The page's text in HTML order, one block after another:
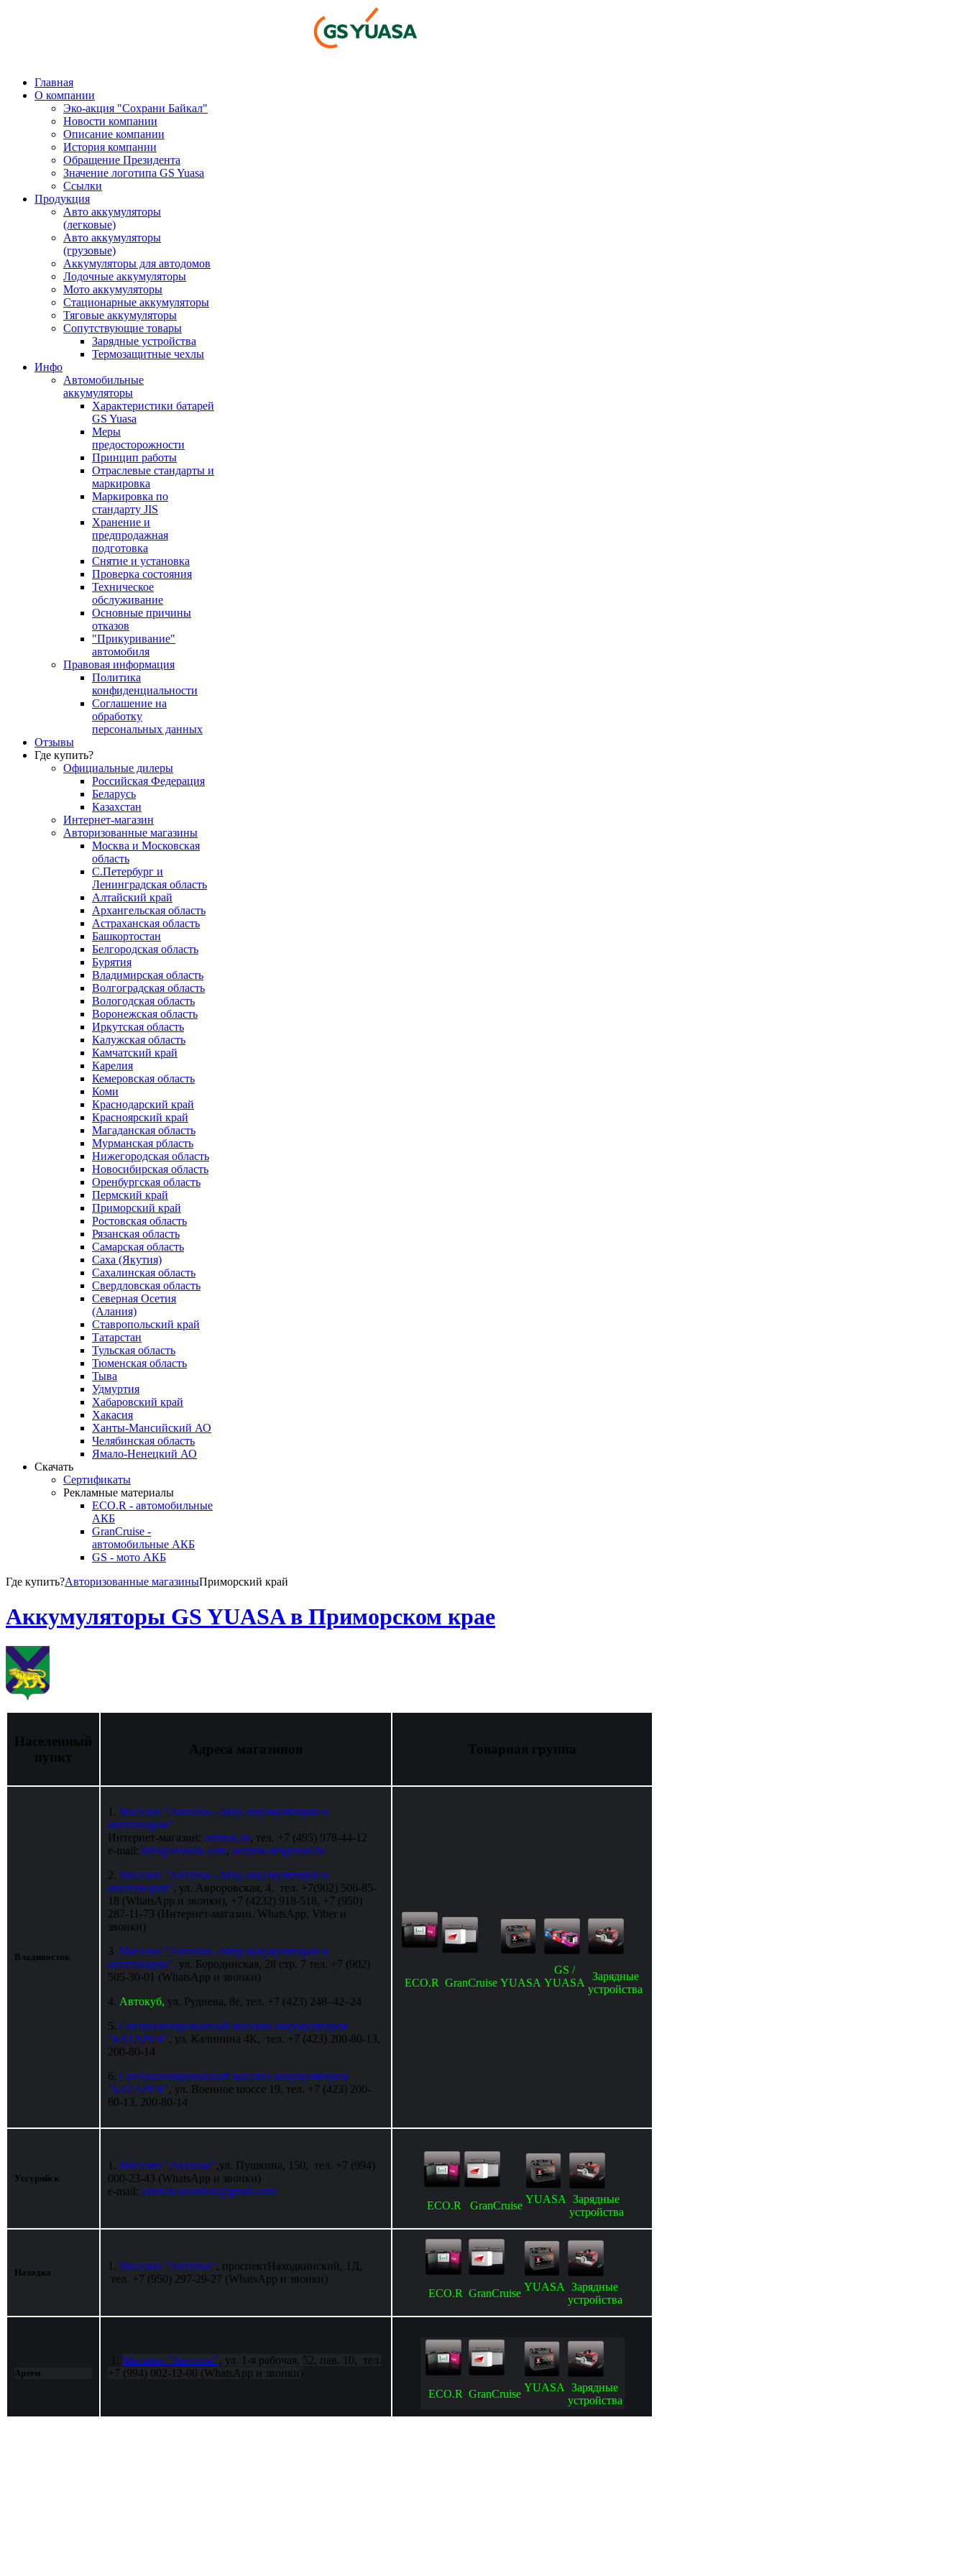
Главная
О компании
Эко-акция "Сохрани Байкал"
Новости компании
Описание компании
История компании
Обращение Президента
Значение логотипа GS Yuasa
Ссылки
Продукция
Авто аккумуляторы
(легковые)
Авто аккумуляторы
(грузовые)
Аккумуляторы для автодомов
Лодочные аккумуляторы
Мото аккумуляторы
Стационарные аккумуляторы
Тяговые аккумуляторы
Сопутствующие товары
Зарядные устройства
Термозащитные чехлы
Инфо
Автомобильные
аккумуляторы
Характеристики батарей
GS Yuasa
Меры
предосторожности
Принцип работы
Отраслевые стандарты и
маркировка
Маркировка по
стандарту JIS
Хранение и
предпродажная
подготовка
Снятие и установка
Проверка состояния
Техническое
обслуживание
Основные причины
отказов
"Прикуривание"
автомобиля
Правовая информация
Политика
конфиденциальности
Соглашение на
обработку
персональных данных
Отзывы
Где купить?
Официальные дилеры
Российская Федерация
Беларусь
Казахстан
Интернет-магазин
Авторизованные магазины
Москва и Московская
область
С.Петербург и
Ленинградская область
Алтайский край
Архангельская область
Астраханская область
Башкортостан
Белгородская область
Бурятия
Владимирская область
Волгоградская область
Вологодская область
Воронежская область
Иркутская область
Калужская область
Камчатский край
Карелия
Кемеровская область
Коми
Краснодарский край
Красноярский край
Магаданская область
Мурманская рбласть
Нижегородская область
Новосибирская область
Оренбургская область
Пермский край
Приморский край
Ростовская область
Рязанская область
Самарская область
Саха (Якутия)
Сахалинская область
Свердловская область
Северная Осетия
(Алания)
Ставропольский край
Татарстан
Тульская область
Тюменская область
Тыва
Удмуртия
Хабаровский край
Хакасия
Ханты-Мансийский АО
Челябинская область
Ямало-Ненецкий АО
Скачать
Сертификаты
Рекламные материалы
ECO.R - автомобильные
АКБ
GranCruise -
автомобильные АКБ
GS - мото АКБ
Где купить?Авторизованные магазиныПриморский край
Аккумуляторы GS YUASA в Приморском крае
Населенный
пункт
Адреса магазинов Товарная группа
Владивосток
1. Магазин "Автоток - Мир аккумуляторов и
автотоваров"
Интернет-магазин: avtotok.ru, тел. +7 (495) 978-44-12
e-mail: info@avtotok.com, avtotok.net@mail.ru
2. Магазин "Автоток - Мир аккумуляторов и
автотоваров", ул. Авроровская, 4, тел. +7(902) 506-85-
18 (WhatsApp и звонки), +7 (4232) 918-518, +7 (950)
287-11-73 (Интернет-магазин. WhatsApp, Viber и
звонки)
3. Магазин "Автоток - Мир аккумуляторов и
автотоваров", ул. Бородинская, 28 стр. 7 тел. +7 (902)
505-30-01 (WhatsApp и звонки)
4. Автокуб, ул. Руднева, 8е, тел. +7 (423) 248–42–24
5. Специализированный магазин аккумуляторов
"БАТАРЕЯ", ул. Калинина 4К, тел. +7 (423) 200-80-13,
200-80-14
6. Специализированный магазин аккумуляторов
"БАТАРЕЯ", ул. Военное шоссе 19, тел. +7 (423) 200-
80-13, 200-80-14
ECO.R GranCruise YUASA
GS /
YUASA
Зарядные
устройства
Уссурийск
1. Магазин "Автоток",ул. Пушкина, 150, тел. +7 (994)
000-23-43 (WhatsApp и звонки)
e-mail: avtotok.ussuriisk@gmail.com
ECO.R
GranCruise
YUASA
Зарядные
устройства
Находка
1. Магазин "Автоток", проспектНаходкинский, 1Д,
тел. +7 (950) 297-29-27 (WhatsApp и звонки)
ECO.R GranCruise
YUASA
Зарядные
устройства
Артем
Магазин "Автоток", ул. 1-я рабочая, 52, пав. 10, тел.
+7 (994) 002-12-00 (WhatsApp и звонки)
ECO.R GranCruise
YUASA
Зарядные
устройства